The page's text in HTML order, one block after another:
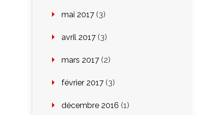
mai 2017 (3)
avril 2017 (3)
mars 2017 (2)
février 2017 (3)
décembre 2016 (1)